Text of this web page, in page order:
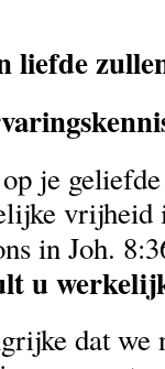
liefde
je
vrijheid
in Joh.
u
dat we